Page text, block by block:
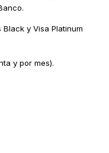
y Visa Platinum
y por mes).